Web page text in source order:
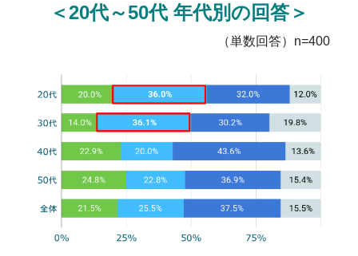
＜20代～50代 年代別の回答＞
（単数回答）n=400